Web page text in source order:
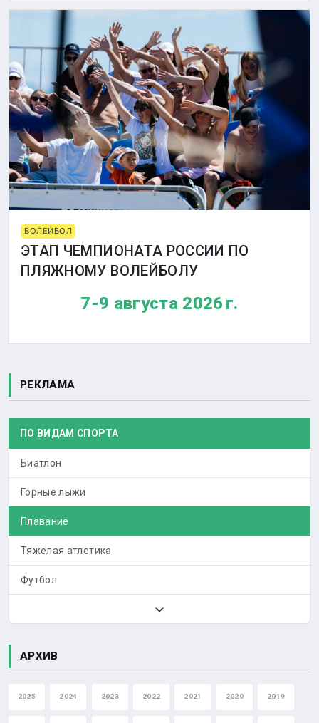
ВОЛЕЙБОЛ
ЭТАП ЧЕМПИОНАТА РОССИИ ПО
ПЛЯЖНОМУ ВОЛЕЙБОЛУ
7-9 августа 2026 г.
РЕКЛАМА
ПО ВИДАМ СПОРТА
Биатлон
Горные лыжи
Плавание
Тяжелая атлетика
Футбол
АРХИВ
2025 2024 2023 2022 2021 2020 2019